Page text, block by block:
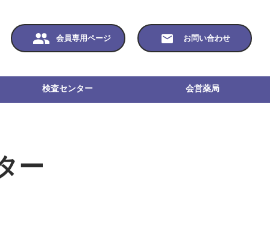
会員専用ページ お問い合わせ
検査センター 会営薬局
ー